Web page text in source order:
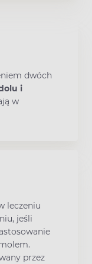
dwóch
i
w
leczeniu
jeśli
przez